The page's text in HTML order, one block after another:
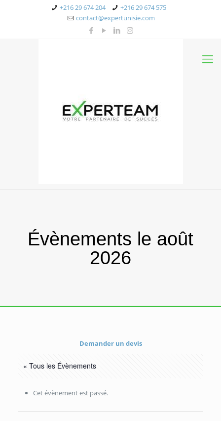
+216 29 674 204
+216 29 674 575
contact@expertunisie.com
Évènements le août
2026
Demander un devis
« Tous les Évènements
Cet évènement est passé.